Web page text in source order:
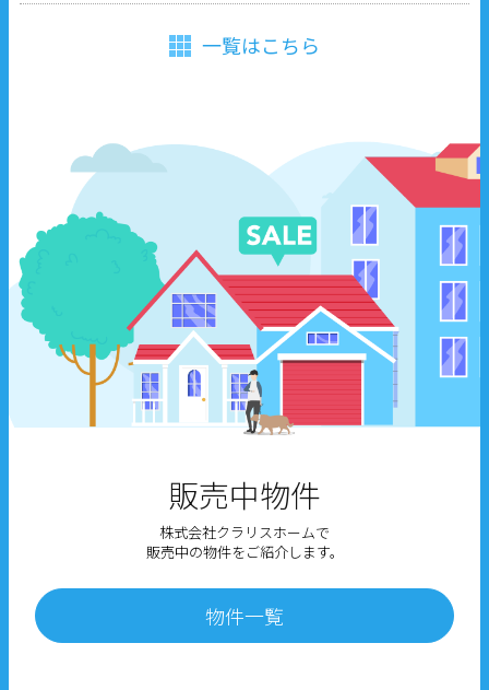
一覧はこちら
販売中物件
株式会社クラリスホームで
販売中の物件をご紹介します。
物件一覧